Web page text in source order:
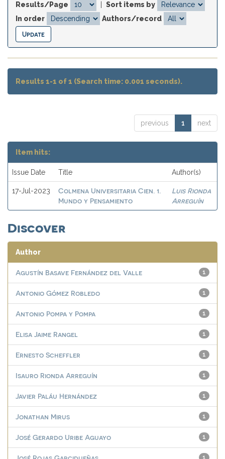
Results/Page
Sort items by
In order
Authors/record
Results 1-1 of 1 (Search time: 0.001 seconds).
previous 1 next
Item hits:
Issue Date Title Author(s)
17-Jul-2023
Colmena Universitaria Cien. 1.
Mundo y Pensamiento
Luis Rionda
Arreguín
Discover
Author
1
Agustín Basave Fernández del Valle
1
Antonio Gómez Robledo
1
Antonio Pompa y Pompa
1
Elisa Jaime Rangel
1
Ernesto Scheffler
1
Isauro Rionda Arreguín
1
Javier Paláu Hernández
1
Jonathan Mirus
1
José Gerardo Uribe Aguayo
1